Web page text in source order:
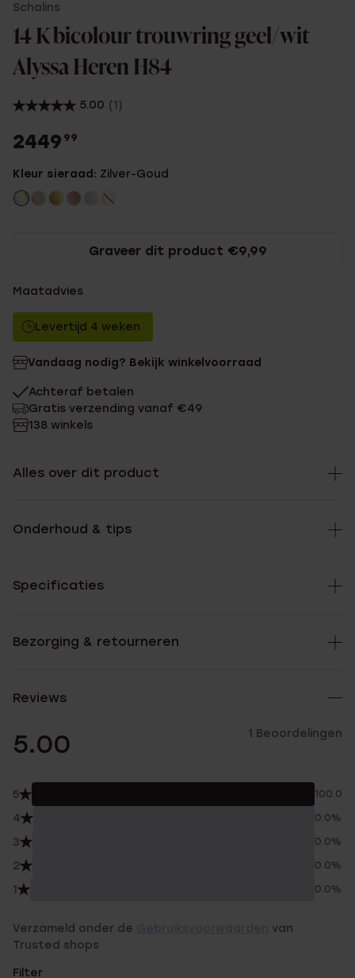
Schalins
14 K bicolour trouwring geel/wit
Alyssa Heren H84
5.00 (1)
2449 99
Kleur sieraad: Zilver-Goud
Graveer dit product €9,99
Maatadvies
Levertijd 4 weken
Vandaag nodig? Bekijk winkelvoorraad
Achteraf betalen
Gratis verzending vanaf €49
138 winkels
Alles over dit product
Onderhoud & tips
Specificaties
Bezorging & retourneren
Reviews
5.00 1 Beoordelingen
5 100.0%
4 0.0%
3 0.0%
2 0.0%
1 0.0%
Verzameld onder de
van
Trusted shops
Filter